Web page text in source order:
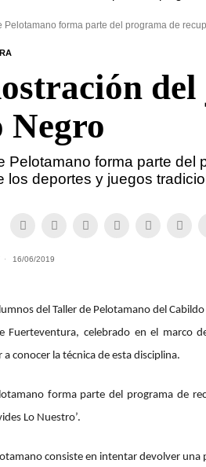
Pelotamano forma parte del programa de
del
Negro
Pelotamano forma parte del
los deportes y juegos
16/06/2019
del Taller de Pelotamano del
Fuerteventura, celebrado en el marco
conocer la técnica de esta disciplina.
forma parte del programa de
Lo Nuestro’.
consiste en intentar devolver